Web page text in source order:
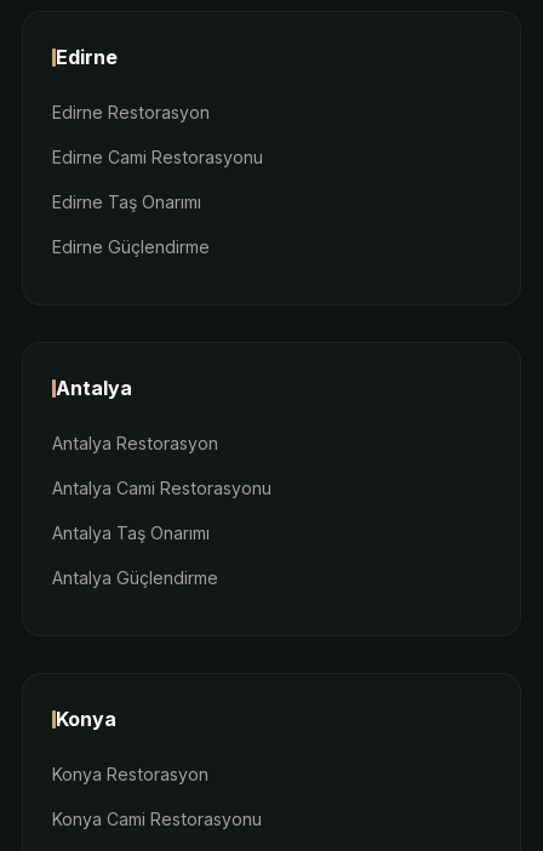
Edirne
Edirne Restorasyon
Edirne Cami Restorasyonu
Edirne Taş Onarımı
Edirne Güçlendirme
Antalya
Antalya Restorasyon
Antalya Cami Restorasyonu
Antalya Taş Onarımı
Antalya Güçlendirme
Konya
Konya Restorasyon
Konya Cami Restorasyonu